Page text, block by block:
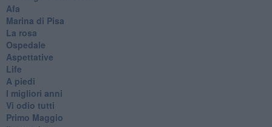
Afa
Marina di Pisa
La rosa
Ospedale
Aspettative
Life
A piedi
I migliori anni
Vi odio tutti
Primo Maggio